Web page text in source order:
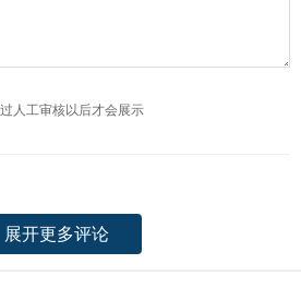
人工审核以后才会展示
展开更多评论